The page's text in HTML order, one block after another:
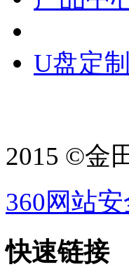
U盘定制
2015 ©金
360网站
快速链接